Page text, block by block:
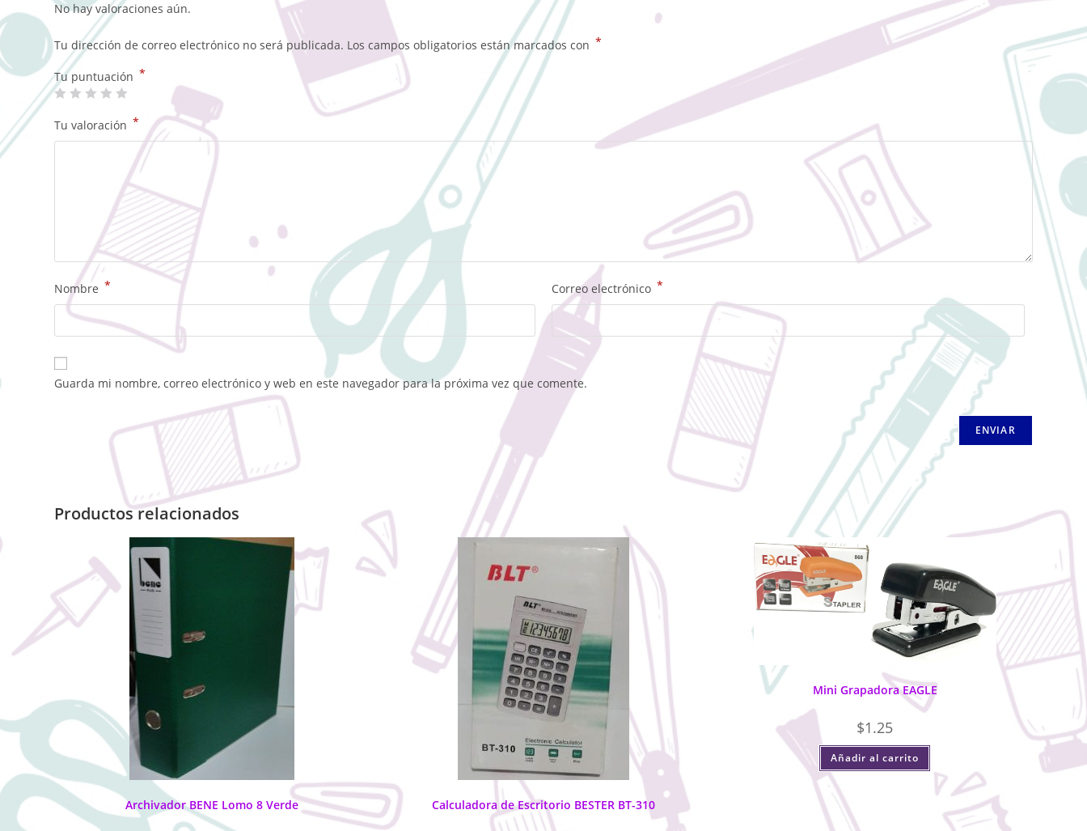
No hay valoraciones aún.
Tu dirección de correo electrónico no será publicada. Los campos obligatorios están marcados con *
Tu puntuación *
Tu valoración *
Nombre * Correo electrónico *
Guarda mi nombre, correo electrónico y web en este navegador para la próxima vez que comente.
Productos relacionados
Archivador BENE Lomo 8 Verde Calculadora de Escritorio BESTER BT-310
Mini Grapadora EAGLE
$1.25
Añadir al carrito